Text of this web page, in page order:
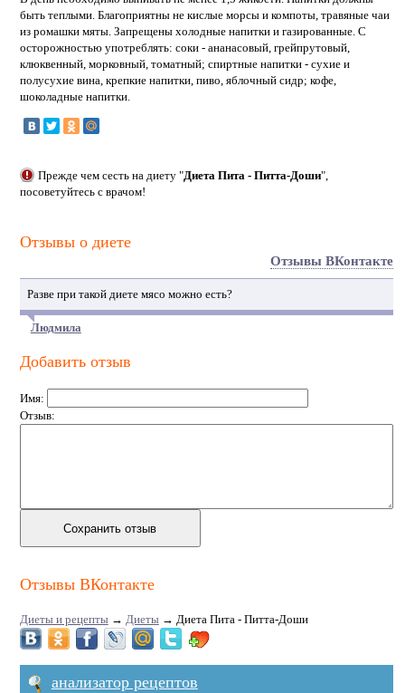
быть теплыми. Благоприятны не кислые морсы и компоты, травяные чаи
из ромашки мяты. Запрещены холодные напитки и газированные. С
осторожностью употреблять: соки - ананасовый, грейпрутовый,
клюквенный, морковный, томатный; спиртные напитки - сухие и
полусухие вина, крепкие напитки, пиво, яблочный сидр; кофе,
шоколадные напитки.
Прежде чем сесть на диету "Диета Пита - Питта-Доши",
посоветуйтесь с врачом!
Отзывы о диете
Отзывы ВКонтакте
Разве при такой диете мясо можно есть?
Людмила
Добавить отзыв
Имя:
Отзыв:
Отзывы ВКонтакте
Диеты и рецепты→ Диеты→ Диета Пита - Питта-Доши
анализатор рецептов